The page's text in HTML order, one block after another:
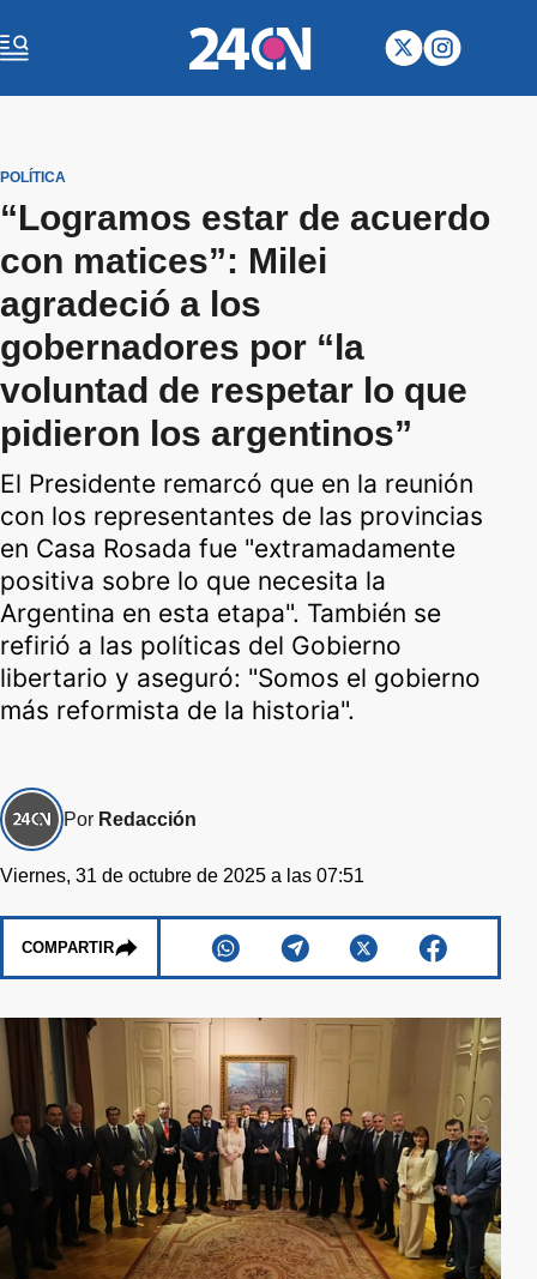
POLÍTICA
“Logramos estar de acuerdo
con matices”: Milei
agradeció a los
gobernadores por “la
voluntad de respetar lo que
pidieron los argentinos”
El Presidente remarcó que en la reunión
con los representantes de las provincias
en Casa Rosada fue "extramadamente
positiva sobre lo que necesita la
Argentina en esta etapa". También se
refirió a las políticas del Gobierno
libertario y aseguró: "Somos el gobierno
más reformista de la historia".
Por Redacción
Viernes, 31 de octubre de 2025 a las 07:51
COMPARTIR